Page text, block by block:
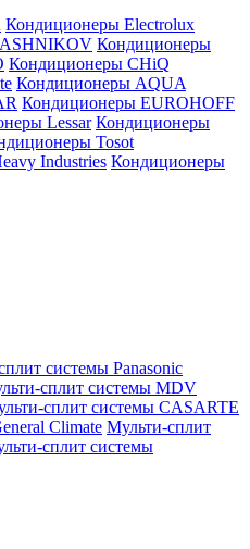
Кондиционеры Electrolux
Кондиционеры
Кондиционеры CHiQ
Кондиционеры AQUA
Кондиционеры EUROHOFF
Lessar Кондиционеры
Tosot
Industries Кондиционеры
системы Panasonic
сплит системы MDV
сплит системы CASARTE
Climate Мульти-сплит
сплит системы